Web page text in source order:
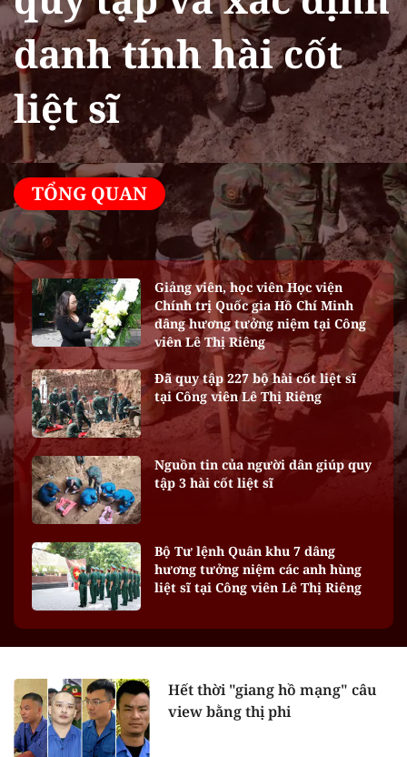
danh tính hài cốt
liệt sĩ
TỔNG QUAN
Giảng viên, học viên Học viện
Chính trị Quốc gia Hồ Chí Minh
dâng hương tưởng niệm tại Công
viên Lê Thị Riêng
Đã quy tập 227 bộ hài cốt liệt sĩ
tại Công viên Lê Thị Riêng
Nguồn tin của người dân giúp quy
tập 3 hài cốt liệt sĩ
Bộ Tư lệnh Quân khu 7 dâng
hương tưởng niệm các anh hùng
liệt sĩ tại Công viên Lê Thị Riêng
Hết thời "giang hồ mạng" câu
view bằng thị phi